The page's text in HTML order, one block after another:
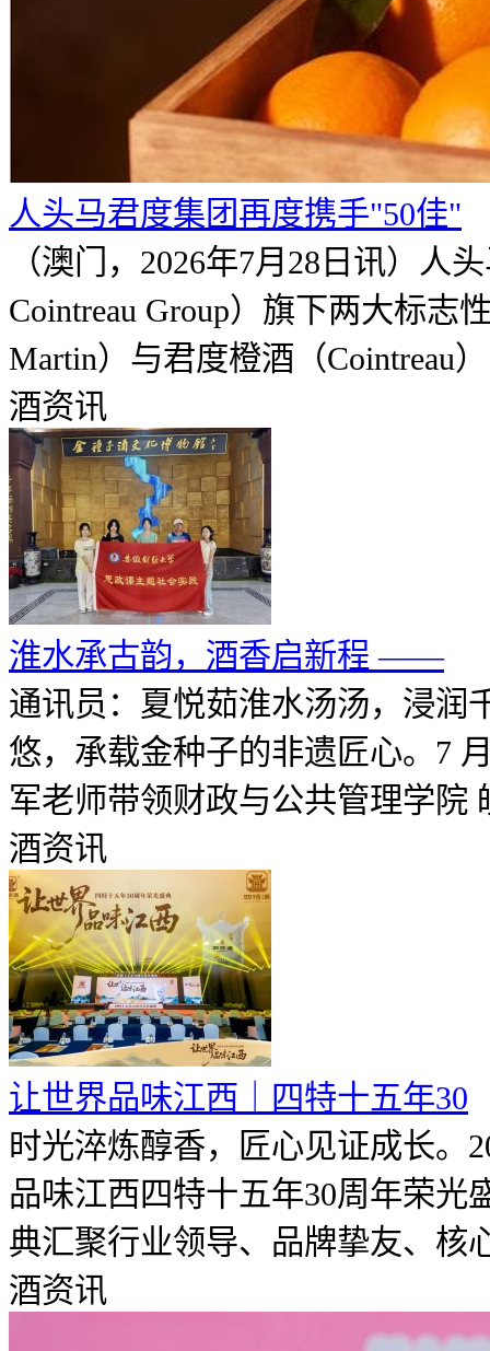
人头马君度集团再度携手"50佳"
（澳门，2026年7月28日讯）人
Cointreau Group）旗下两大标志
Martin）与君度橙酒（Cointreau
酒资讯
淮水承古韵，酒香启新程 ——
通讯员：夏悦茹淮水汤汤，浸润
悠，承载金种子的非遗匠心。7
军老师带领财政与公共管理学院
酒资讯
让世界品味江西｜四特十五年30
时光淬炼醇香，匠心见证成长。
品味江西四特十五年30周年荣光
典汇聚行业领导、品牌挚友、核
酒资讯